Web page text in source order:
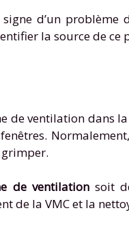
d’un problème
la source de ce
de ventilation dans
de ventilationsoit
de la VMC et la